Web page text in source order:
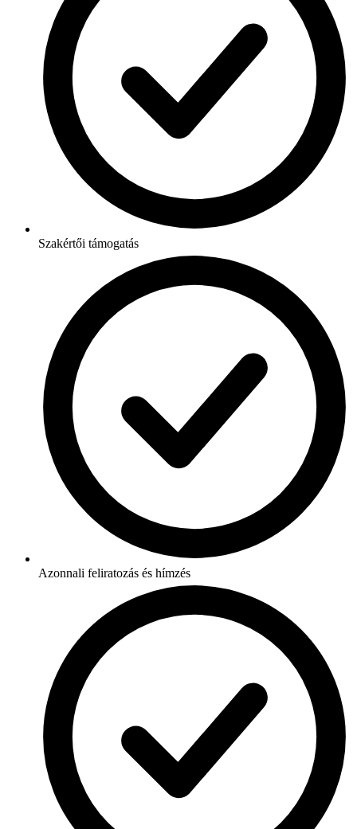
Szakértői támogatás
Azonnali feliratozás és hímzés